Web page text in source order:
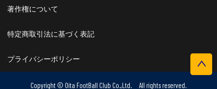
著作権について
特定商取引法に基づく表記
プライバシーポリシー
Copyright © Oita FootBall Club Co.,Ltd. All rights reserved.